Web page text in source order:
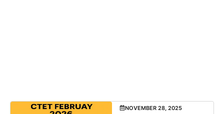
NOVEMBER 28, 2025